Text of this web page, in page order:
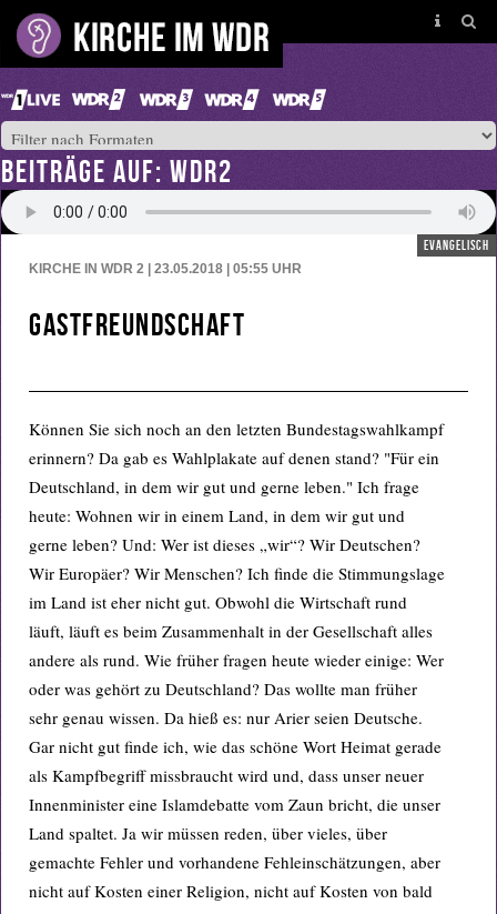
BEITRÄGE AUF: WDR2
evangelisch
KIRCHE IN WDR 2 | 23.05.2018 | 05:55 UHR
Gastfreundschaft
Können Sie sich noch an den letzten Bundestagswahlkampf
erinnern? Da gab es Wahlplakate auf denen stand? "Für ein
Deutschland, in dem wir gut und gerne leben." Ich frage
heute: Wohnen wir in einem Land, in dem wir gut und
gerne leben? Und: Wer ist dieses „wir“? Wir Deutschen?
Wir Europäer? Wir Menschen? Ich finde die Stimmungslage
im Land ist eher nicht gut. Obwohl die Wirtschaft rund
läuft, läuft es beim Zusammenhalt in der Gesellschaft alles
andere als rund. Wie früher fragen heute wieder einige: Wer
oder was gehört zu Deutschland? Das wollte man früher
sehr genau wissen. Da hieß es: nur Arier seien Deutsche.
Gar nicht gut finde ich, wie das schöne Wort Heimat gerade
als Kampfbegriff missbraucht wird und, dass unser neuer
Innenminister eine Islamdebatte vom Zaun bricht, die unser
Land spaltet. Ja wir müssen reden, über vieles, über
gemachte Fehler und vorhandene Fehleinschätzungen, aber
nicht auf Kosten einer Religion, nicht auf Kosten von bald